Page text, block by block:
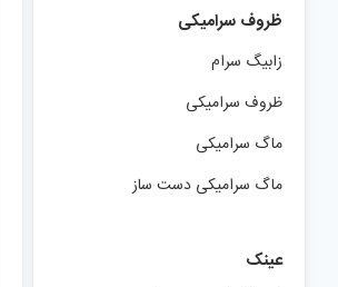
ظروف سرامیکی
زابیگ سرام
ظروف سرامیکی
ماگ سرامیکی
ماگ سرامیکی دست ساز
عینک